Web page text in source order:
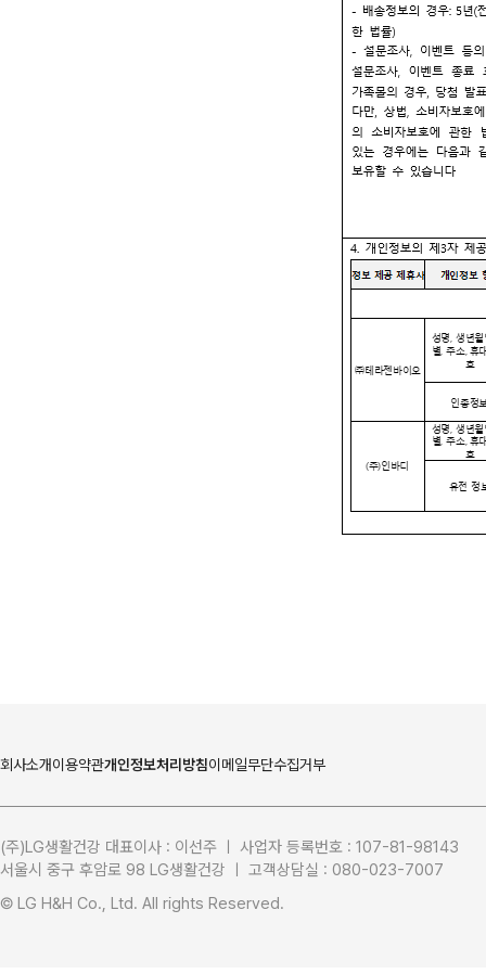
회사소개이용약관개인정보처리방침이메일무단수집거부
(주)LG생활건강 대표이사 : 이선주 ㅣ 사업자 등록번호 : 107-81-98143
서울시 중구 후암로 98 LG생활건강 ㅣ 고객상담실 : 080-023-7007
© LG H&H Co., Ltd. All rights Reserved.